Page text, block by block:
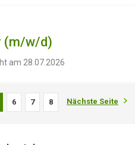
(m/w/d)
am 28.07.2026
6 7 8 Nächste Seite